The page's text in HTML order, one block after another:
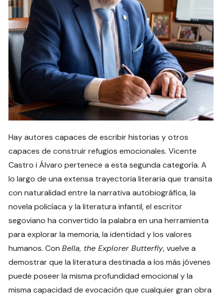
Hay autores capaces de escribir historias y otros
capaces de construir refugios emocionales. Vicente
Castro i Álvaro pertenece a esta segunda categoría. A
lo largo de una extensa trayectoria literaria que transita
con naturalidad entre la narrativa autobiográfica, la
novela policíaca y la literatura infantil, el escritor
segoviano ha convertido la palabra en una herramienta
para explorar la memoria, la identidad y los valores
humanos. ConBella, the Explorer Butterfly, vuelve a
demostrar que la literatura destinada a los más jóvenes
puede poseer la misma profundidad emocional y la
misma capacidad de evocación que cualquier gran obra